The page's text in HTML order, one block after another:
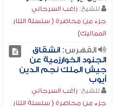
للشيخ: راغب السرجاني
جزء من محاضرة ( سلسلة التتار
المماليك)
الفهرس:انشقاق
الجنود الخوارزمية عن
جيش الملك نجم الدين
أيوب
للشيخ: راغب السرجاني
جزء من محاضرة ( سلسلة التتار